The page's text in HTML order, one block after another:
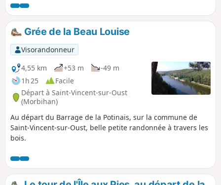
encore présentes dans les arbres, juste au-dessus de l'eau.
Elles sont le point de départ d'une boucle qui rejoint la
chapelle de Tréfin en passant par les hauteurs qui
dominent la Vilaine, avant de revenir en longeant les
marais.
Grée de la Beau Louise
Visorandonneur
4,55 km
+53 m
-49 m
1h 25
Facile
Départ à Saint-Vincent-sur-Oust
(Morbihan)
Au départ du Barrage de la Potinais, sur la commune de
Saint-Vincent-sur-Oust, belle petite randonnée à travers les
bois.